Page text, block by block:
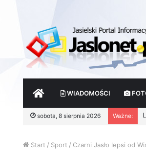
START WIADOMOŚCI
sobota, 8 sierpnia 2026 Ważne:
Start / Sport / Czarni Jasło lepsi od